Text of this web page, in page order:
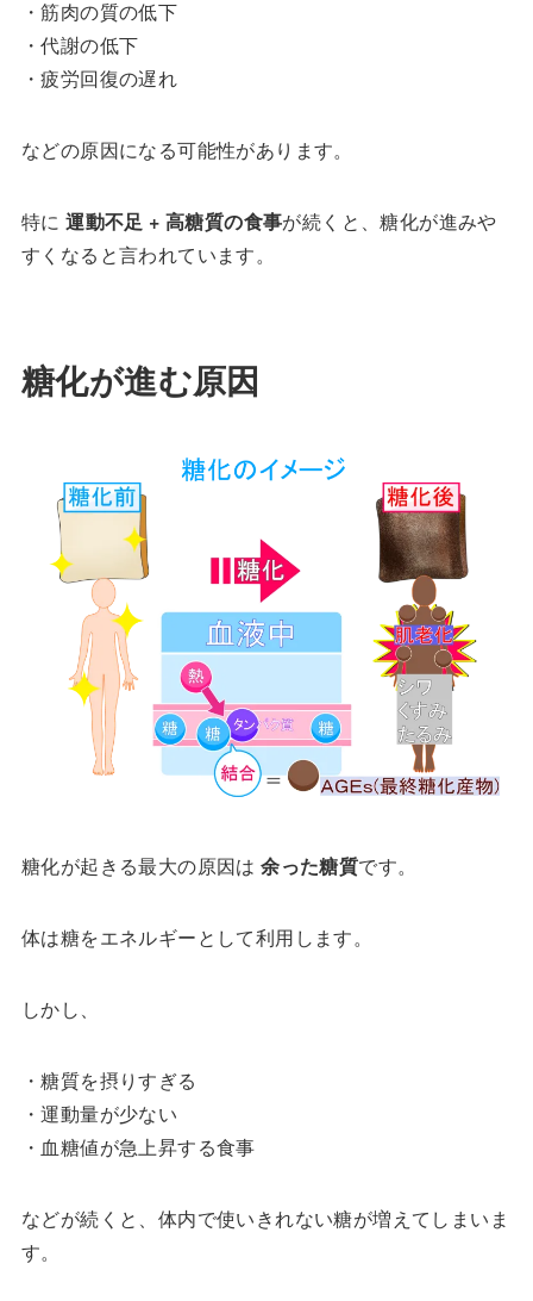
・筋肉の質の低下
・代謝の低下
・疲労回復の遅れ
などの原因になる可能性があります。
特に運動不足 + 高糖質の食事が続くと、糖化が進みや
すくなると言われています。
糖化が進む原因
糖化が起きる最大の原因は余った糖質です。
体は糖をエネルギーとして利用します。
しかし、
・糖質を摂りすぎる
・運動量が少ない
・血糖値が急上昇する食事
などが続くと、体内で使いきれない糖が増えてしまいま
す。